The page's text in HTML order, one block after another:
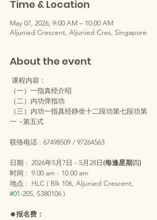
Time & Location
May 07, 2026, 9:00 AM – 10:00 AM
Aljunied Crescent, Aljunied Cres, Singapore
About the event
课程内容：
（一）一指真经介绍
（二）内功弹指功
（三）内功一指真经静坐十二段功第七段功第
一 ~第五式
联络电话 : 67498509 / 97264563
日期 :  2026年5月7日 - 5月28日(每逢星期四)
时间 :  9.00 am - 10.00 am
地点 :  HLC ( Blk 106, Aljunied Crescent,
#01-205, S380106 )
⏺️报名费：